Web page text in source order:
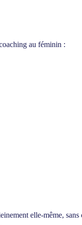
au féminin :
elle-même,